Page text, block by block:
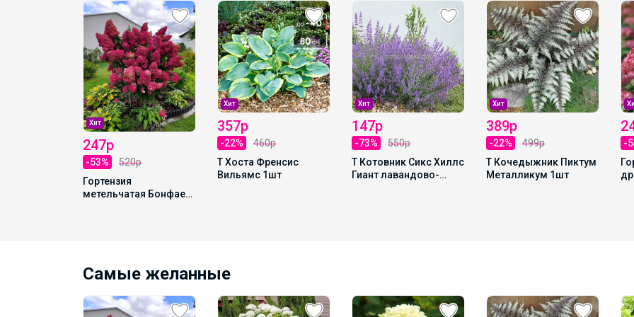
Хит
247р
-53%
520р
Гортензия
метельчатая Бонфаер
Хит
357р
-22%
460р
Т Хоста Френсис
Вильямс 1шт
Хит
147р
-73%
550р
Т Котовник Сикс Хиллс
Гиант лавандово-
Хит
389р
-22%
499р
Т Кочедыжник Пиктум
Металликум 1шт
-
Самые желанные